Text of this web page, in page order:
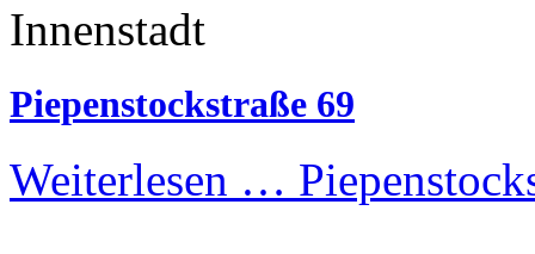
Innenstadt
Piepenstockstraße 69
Weiterlesen …